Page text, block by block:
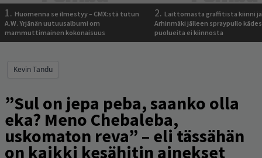
1. Huomenna se ilmestyy – CMX:stä tutun
A.W. Yrjänän uutuusalbumi om
mammuttimainen kokonaisuus
2. Laittomasta graffitista kiinni
Arhinmäki jälleen spraypullo
puolueita ei kiinnosta
Kevin Tandu
”Sul on jepa peba, saanko olla
eka? Meno Chebaleba,
uskomaton reva” – eli tässähän
on kaikki kesähitin ainekset